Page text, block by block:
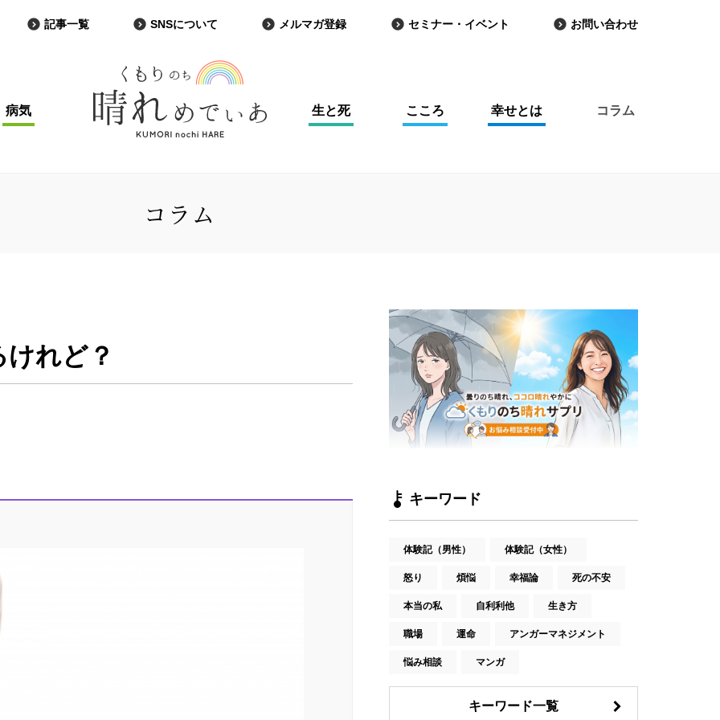
記事一覧 SNSについて メルマガ登録 セミナー・イベント お問い合わせ
病気 生と死 こころ 幸せとは コラム
コラム
れど？
キーワード
体験記（男性） 体験記（女性）
怒り 煩悩 幸福論 死の不安
本当の私 自利利他 生き方
職場 運命 アンガーマネジメント
悩み相談 マンガ
キーワード一覧